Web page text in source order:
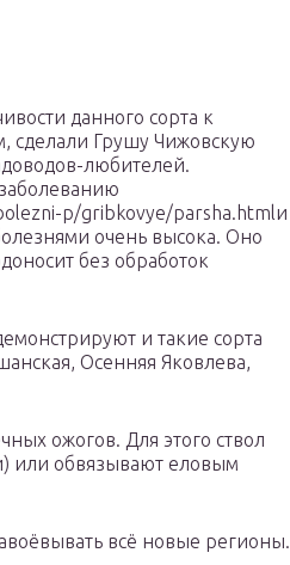
данного сорта к
сделали Грушу Чижовскую
любителей.
p/gribkovye/parsha.htmlи
очень высока. Оно
без обработок
и такие сорта
Осенняя Яковлева,
ожогов. Для этого ствол
или обвязывают еловым
всё новые регионы.